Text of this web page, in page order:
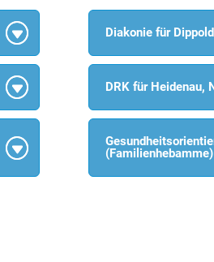
Diakonie für
DRK für Heidenau,
(Familienhebamme)